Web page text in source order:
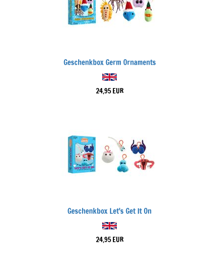
Geschenkbox Germ Ornaments
24,95 EUR
Geschenkbox Let's Get It On
24,95 EUR